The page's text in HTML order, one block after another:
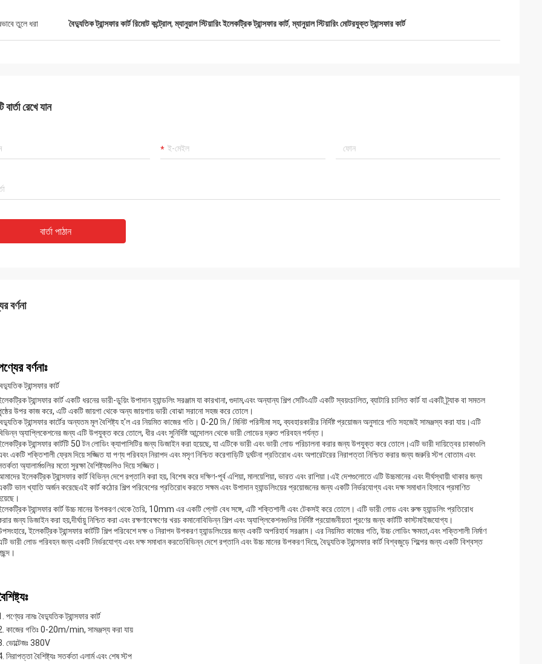
তুলে ধরা বৈদ্যুতিক ট্রান্সফার কার্ট রিমোট কন্ট্রোল,ম্যানুয়াল স্টিয়ারিং ইলেকট্রিক ট্রান্সফার কার্ট,ম্যানুয়াল স্টিয়ারিং মোটরযুক্ত ট্রান্সফার কার্ট
বার্তা রেখে যান
বার্তা পাঠান
বর্ণনা
বর্ণনাঃ
ট্রান্সফার কার্ট
ট্রান্সফার কার্ট একটি ধরনের ভারী-ডুয়িং উপাদান হ্যান্ডলিং সরঞ্জাম যা কারখানা, গুদাম,এবং অন্যান্য শিল্প সেটিংএটি একটি স্বয়ংচালিত, ব্যাটারি চালিত কার্ট যা একটি ট্র্যাক বা সমতল
উপর কাজ করে, এটি একটি জায়গা থেকে অন্য জায়গায় ভারী বোঝা সরানো সহজ করে তোলে।
ট্রান্সফার কার্টের অন্যতম মূল বৈশিষ্ট্য হ'ল এর নিয়মিত কাজের গতি। 0-20 মি / মিনিট পরিসীমা সহ, ব্যবহারকারীর নির্দিষ্ট প্রয়োজন অনুসারে গতি সহজেই সামঞ্জস্য করা যায়।এটি
অ্যাপ্লিকেশনের জন্য এটি উপযুক্ত করে তোলে, ধীর এবং সুনির্দিষ্ট আন্দোলন থেকে ভারী লোডের দ্রুত পরিবহন পর্যন্ত।
ট্রান্সফার কার্টটি 50 টন লোডিং ক্যাপাসিটির জন্য ডিজাইন করা হয়েছে, যা এটিকে ভারী এবং ভারী লোড পরিচালনা করার জন্য উপযুক্ত করে তোলে।এটি ভারী দায়িত্বের চাকাগুলি
একটি শক্তিশালী ফ্রেম দিয়ে সজ্জিত যা পণ্য পরিবহন নিরাপদ এবং মসৃণ নিশ্চিত করেগাড়িটি দুর্ঘটনা প্রতিরোধ এবং অপারেটরের নিরাপত্তা নিশ্চিত করার জন্য জরুরি স্টপ বোতাম এবং
অ্যালার্মগুলির মতো সুরক্ষা বৈশিষ্ট্যগুলিও দিয়ে সজ্জিত।
ইলেকট্রিক ট্রান্সফার কার্ট বিভিন্ন দেশে রপ্তানি করা হয়, বিশেষ করে দক্ষিণ-পূর্ব এশিয়া, মালয়েশিয়া, ভারত এবং রাশিয়া।এই দেশগুলোতে এটি উচ্চমানের এবং দীর্ঘস্থায়ী থাকার জন্য
ভাল খ্যাতি অর্জন করেছেএই কার্ট কঠোর শিল্প পরিবেশের প্রতিরোধ করতে সক্ষম এবং উপাদান হ্যান্ডলিংয়ের প্রয়োজনের জন্য একটি নির্ভরযোগ্য এবং দক্ষ সমাধান হিসাবে প্রমাণিত
ট্রান্সফার কার্ট উচ্চ মানের উপকরণ থেকে তৈরি, 10mm এর একটি প্লেট বেধ সঙ্গে, এটি শক্তিশালী এবং টেকসই করে তোলে। এটি ভারী লোড এবং রুক্ষ হ্যান্ডলিং প্রতিরোধ
জন্য ডিজাইন করা হয়,দীর্ঘায়ু নিশ্চিত করা এবং রক্ষণাবেক্ষণের খরচ কমানোবিভিন্ন শিল্প এবং অ্যাপ্লিকেশনগুলির নির্দিষ্ট প্রয়োজনীয়তা পূরণের জন্য কার্টটি কাস্টমাইজযোগ্য।
ইলেকট্রিক ট্রান্সফার কার্টটি শিল্প পরিবেশে দক্ষ ও নিরাপদ উপকরণ হ্যান্ডলিংয়ের জন্য একটি অপরিহার্য সরঞ্জাম। এর নিয়মিত কাজের গতি, উচ্চ লোডিং ক্ষমতা,এবং শক্তিশালী নির্মাণ
ভারী লোড পরিবহন জন্য একটি নির্ভরযোগ্য এবং দক্ষ সমাধান করতেবিভিন্ন দেশে রপ্তানি এবং উচ্চ মানের উপকরণ দিয়ে, বৈদ্যুতিক ট্রান্সফার কার্ট বিশ্বজুড়ে শিল্পের জন্য একটি বিশ্বস্ত
পণ্যের নামঃ বৈদ্যুতিক ট্রান্সফার কার্ট
কাজের গতিঃ 0-20m/min, সামঞ্জস্য করা যায়
ভোল্টেজঃ 380V
নিরাপত্তা বৈশিষ্ট্যঃ সতর্কতা এলার্ম এবং শেষ স্টপ